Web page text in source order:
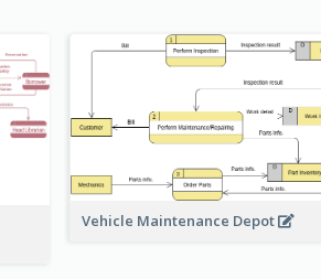
Vehicle Maintenance Depot